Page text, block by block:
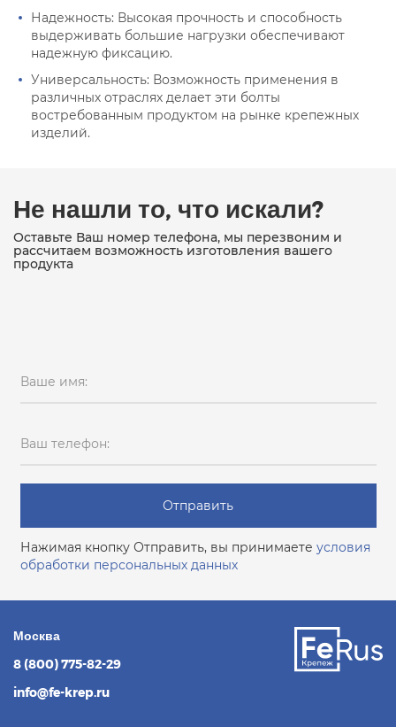
Надежность: Высокая прочность и способность
выдерживать большие нагрузки обеспечивают
надежную фиксацию.
Универсальность: Возможность применения в
различных отраслях делает эти болты
востребованным продуктом на рынке крепежных
изделий.
Не нашли то, что искали?
Оставьте Ваш номер телефона, мы перезвоним и
рассчитаем возможность изготовления вашего
продукта
Ваше имя:
Ваш телефон:
Отправить
Нажимая кнопку Отправить, вы принимаете условия
обработки персональных данных
Москва
8 (800) 775-82-29
info@fe-krep.ru